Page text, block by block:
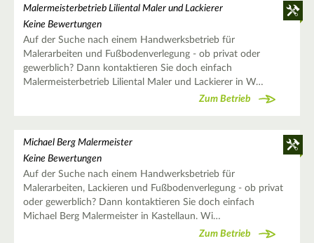
Malermeisterbetrieb Liliental Maler und Lackierer
Keine Bewertungen
Auf der Suche nach einem Handwerksbetrieb für
Malerarbeiten und Fußbodenverlegung - ob privat oder
gewerblich? Dann kontaktieren Sie doch einfach
Malermeisterbetrieb Liliental Maler und Lackierer in W…
Zum Betrieb
Michael Berg Malermeister
Keine Bewertungen
Auf der Suche nach einem Handwerksbetrieb für
Malerarbeiten, Lackieren und Fußbodenverlegung - ob privat
oder gewerblich? Dann kontaktieren Sie doch einfach
Michael Berg Malermeister in Kastellaun. Wi…
Zum Betrieb